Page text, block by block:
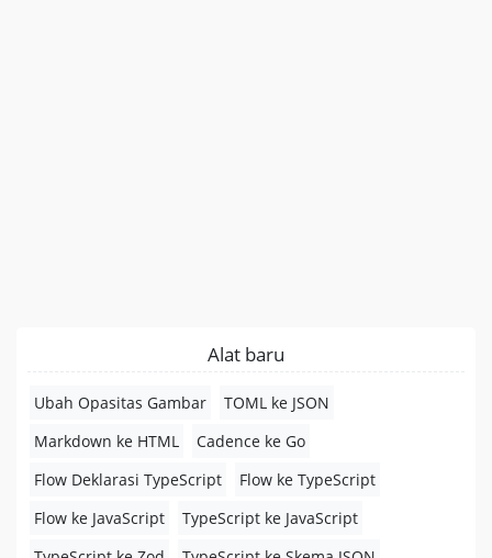
Alat baru
Ubah Opasitas Gambar
TOML ke JSON
Markdown ke HTML
Cadence ke Go
Flow Deklarasi TypeScript
Flow ke TypeScript
Flow ke JavaScript
TypeScript ke JavaScript